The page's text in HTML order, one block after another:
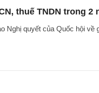
thuế TNDN trong 2
Nghị quyết của Quốc hội